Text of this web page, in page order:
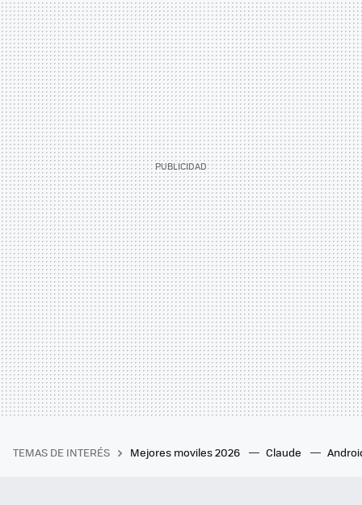
TEMAS DE INTERÉS Mejores moviles 2026 Claude